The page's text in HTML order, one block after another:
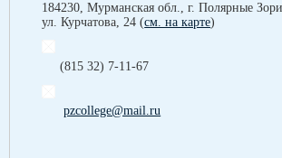
184230, Мурманская обл., г. Полярные
ул. Курчатова, 24 (см. на карте)
(815 32) 7-11-67
pzcollege@mail.ru